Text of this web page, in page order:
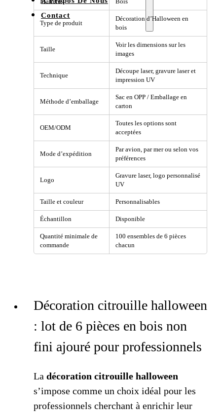
Contact
Type de produit
Décoration d’Halloween en
bois
Taille
Voir les dimensions sur les
images
Technique
Découpe laser, gravure laser et
impression UV
Méthode d’emballage
Sac en OPP / Emballage en
carton
OEM/ODM
Toutes les options sont
acceptées
Mode d’expédition
Par avion, par mer ou selon vos
préférences
Logo
Gravure laser, logo personnalisé
UV
Taille et couleur Personnalisables
Échantillon Disponible
Quantité minimale de
commande
100 ensembles de 6 pièces
chacun
Décoration citrouille halloween
: lot de 6 pièces en bois non
fini ajouré pour professionnels
La décoration citrouille halloween
s’impose comme un choix idéal pour les
professionnels cherchant à enrichir leur